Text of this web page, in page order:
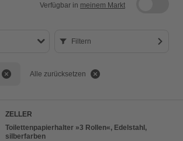
Verfügbar in meinem Markt
Filtern
Alle zurücksetzen
ZELLER
Toilettenpapierhalter »3 Rollen«, Edelstahl,
silberfarben